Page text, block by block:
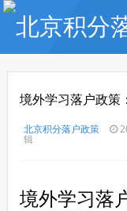
境外学习落户政策
北京积分落户政策
辑
境外学习落